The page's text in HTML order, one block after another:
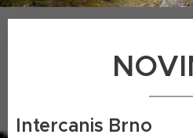
Intercanis Brno